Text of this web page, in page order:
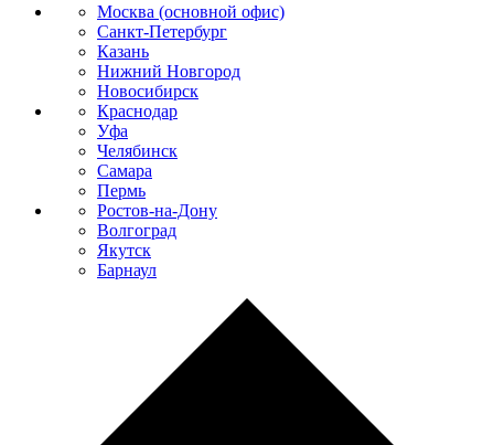
Москва (основной офис)
Санкт-Петербург
Казань
Нижний Новгород
Новосибирск
Краснодар
Уфа
Челябинск
Самара
Пермь
Ростов-на-Дону
Волгоград
Якутск
Барнаул